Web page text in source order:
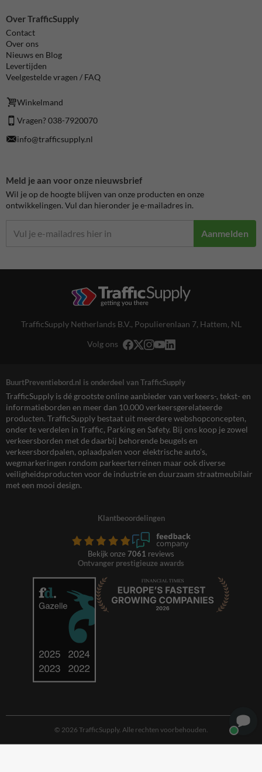
Over TrafficSupply
Contact
Over ons
Nieuws en Blog
Levertijden
Veelgestelde vragen / FAQ
Winkelmand
Vragen? 038-7920070
info@trafficsupply.nl
Meld je aan voor onze nieuwsbrief
Wil je op de hoogte blijven van onze producten en onze
ontwikkelingen. Vul dan hieronder je e-mailadres in.
Aanmelden
TrafficSupply Netherlands B.V., Populierenlaan 7, Hattem, NL
Volg ons
BuurtPreventiebord.nl is onderdeel van TrafficSupply
TrafficSupply is dé grootste online aanbieder van verkeers-, tekst- en
informatieborden en meer dan 10.000 verkeersgerelateerde
producten. TrafficSupply bestaat uit meerdere webshopconcepten,
onder te verdelen in Traffic, Parking en Safety. Bij ons koop je zowel
verkeersborden met de daarbij behorende beugels en
verkeersbordpalen, oplaadpalen voor elektrische auto’s,
wegmarkeringen rondom parkeerterreinen maar ook diverse
veiligheidsproducten voor de industrie en duurzaam straatmeubilair
met een mooi design.
Klantbeoordelingen
Bekijk onze 7061 reviews
Ontvanger prestigieuze awards
© 2026 TrafficSupply. Alle rechten voorbehouden.